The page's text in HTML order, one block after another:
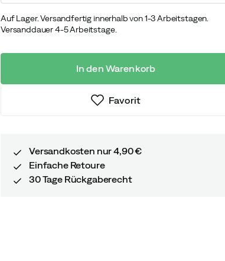
Auf Lager. Versandfertig innerhalb von 1-3 Arbeitstagen.
Versanddauer 4-5 Arbeitstage.
In den Warenkorb
Favorit
Versandkosten nur 4,90 €
Einfache Retoure
30 Tage Rückgaberecht